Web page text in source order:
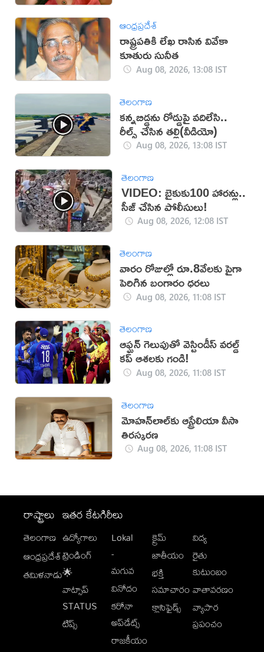
ఆంధ్రప్రదేశ్
రాష్ట్రపతికి లేఖ రాసిన వివేకా
కూతురు సునీత
Aug 08, 2026, 13:08 IST
తెలంగాణ
కన్నబిడ్డను రోడ్డుపై వదిలేసి..
రీల్స్ చేసిన తల్లి(వీడియో)
Aug 08, 2026, 13:08 IST
తెలంగాణ
VIDEO: బైకుకు100 హారన్లు..
సీజ్ చేసిన పోలీసులు!
Aug 08, 2026, 12:08 IST
తెలంగాణ
వారం రోజుల్లో రూ.8వేలకు పైగా
పెరిగిన బంగారం ధరలు
Aug 08, 2026, 11:08 IST
తెలంగాణ
ఆఫ్ఘన్ గెలుపుతో వెస్టిండీస్ వరల్డ్
కప్ ఆశలకు గండి!
Aug 08, 2026, 11:08 IST
తెలంగాణ
మోహన్‌లాల్‌కు ఆస్ట్రేలియా వీసా
తిరస్కరణ
Aug 08, 2026, 11:08 IST
రాష్ట్రాలు
తెలంగాణ
ఆంధ్రప్రదేశ్
తమిళనాడు
ఇతర కేటగిరీలు
ఉద్యోగాలు
ట్రెండింగ్
🌟
వాట్సాప్
STATUS
టిప్స్
Lokal
-
మగువ
వినోదం
కరోనా
అప్‌డేట్స్
రాజకీయం
క్రైమ్
జాతీయం
భక్తి
సమాచారం
క్లాసిఫైడ్స్
విద్య
రైతు
కుటుంబం
వాతావరణం
వ్యాపార
ప్రపంచం